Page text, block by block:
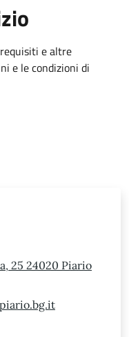
e altre
e le condizioni di
25 24020 Piario